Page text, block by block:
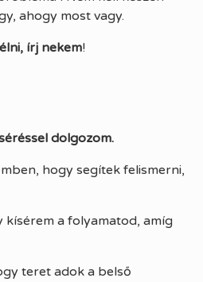
ahogy most vagy.
írj nekem!
dolgozom.
hogy segítek felismerni,
kísérem a folyamatod, amíg
teret adok a belső